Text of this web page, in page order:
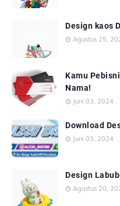
Design kaos
Agustus 25,
Kamu
Nama!
Juni 03, 2024
Download
Juni 03, 2024
Design
Agustus 20,